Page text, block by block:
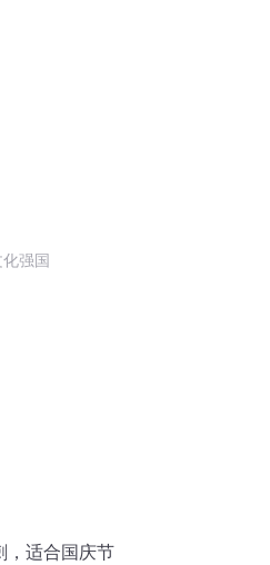
强国
，适合国庆节